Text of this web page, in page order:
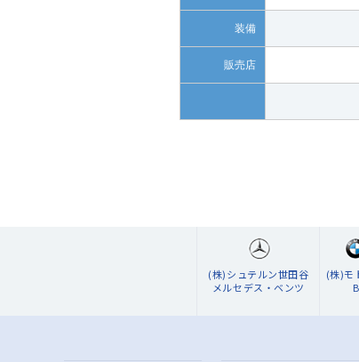
装備
販売店
(株)シュテルン世田谷
メルセデス・ベンツ
(株)モ